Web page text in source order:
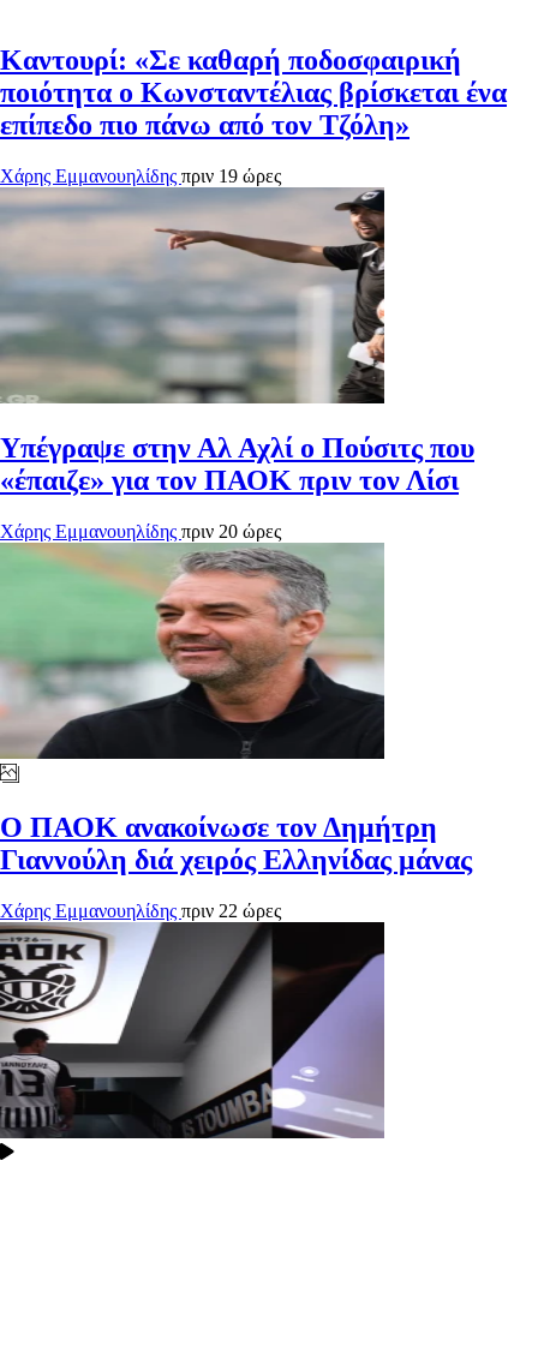
Καντουρί: «Σε καθαρή ποδοσφαιρική
ποιότητα ο Κωνσταντέλιας βρίσκεται ένα
επίπεδο πιο πάνω από τον Τζόλη»
Χάρης Εμμανουηλίδης πριν 19 ώρες
Υπέγραψε στην Αλ Αχλί ο Πούσιτς που
«έπαιζε» για τον ΠΑΟΚ πριν τον Λίσι
Χάρης Εμμανουηλίδης πριν 20 ώρες
Ο ΠΑΟΚ ανακοίνωσε τον Δημήτρη
Γιαννούλη διά χειρός Ελληνίδας μάνας
Χάρης Εμμανουηλίδης πριν 22 ώρες